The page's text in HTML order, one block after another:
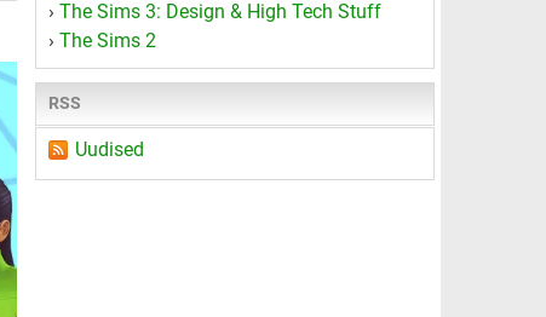
› The Sims 3: Design & High Tech Stuff
› The Sims 2
RSS
Uudised